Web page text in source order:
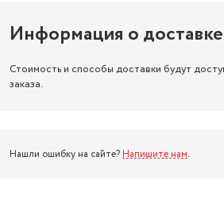
Информация о доставке
Стоимость и способы доставки будут
заказа.
Нашли ошибку на сайте? Напишите нам.